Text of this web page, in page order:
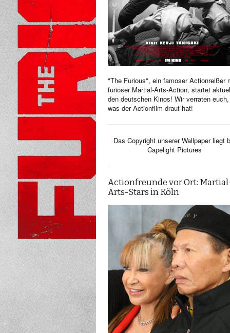
"The Furious", ein famoser Actionreißer
furioser Martial-Arts-Action, startet
den deutschen Kinos! Wir verraten euch,
was der Actionfilm drauf hat!
Das Copyright unserer Wallpaper liegt
Capelight Pictures
Actionfreunde vor Ort:
Arts-Stars in Köln